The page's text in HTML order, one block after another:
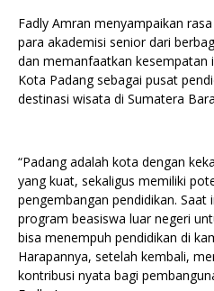
Fadly Amran menyampaikan
para akademisi senior dari
dan memanfaatkan kesempatan
Kota Padang sebagai pusat
destinasi wisata di Sumatera
“Padang adalah kota dengan
yang kuat, sekaligus memiliki
pengembangan pendidikan.
program beasiswa luar negeri
bisa menempuh pendidikan di
Harapannya, setelah kembali,
kontribusi nyata bagi